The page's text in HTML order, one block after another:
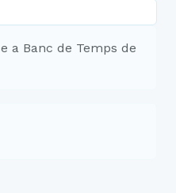
a Banc de Temps de